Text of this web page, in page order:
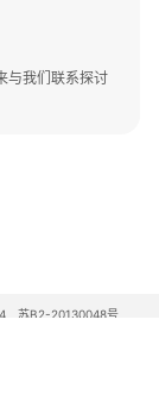
与我们联系探讨
苏B2-20130048号